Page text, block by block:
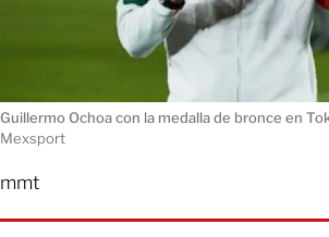
Guillermo Ochoa con la medalla de bronce en
Mexsport
mmt